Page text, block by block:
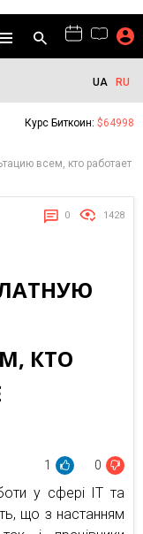
UA RU
Курс Биткоин: $64998
всем, кто работает
0 1428
КТО
1 0
у сфері IT та
що з настанням